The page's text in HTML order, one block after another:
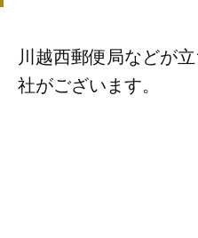
川越西郵便局などが
社がございます。